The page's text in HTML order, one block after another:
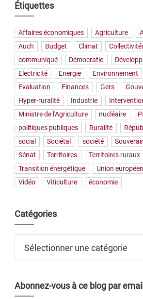
Étiquettes
Affaires économiques Agriculture
Auch
Budget Climat
communiqué
Démocratie
Electricité
Energie Environnement
Evaluation
Finances Gers
Hyper-ruralité
Industrie
Ministre de l'Agriculture
nucléaire
politiques publiques
Ruralité
social
Sociétal société
Sénat
Territoires Territoires ruraux
Transition énergétique
Union
Vidéo
Viticulture économie
Catégories
Abonnez-vous à ce blog par